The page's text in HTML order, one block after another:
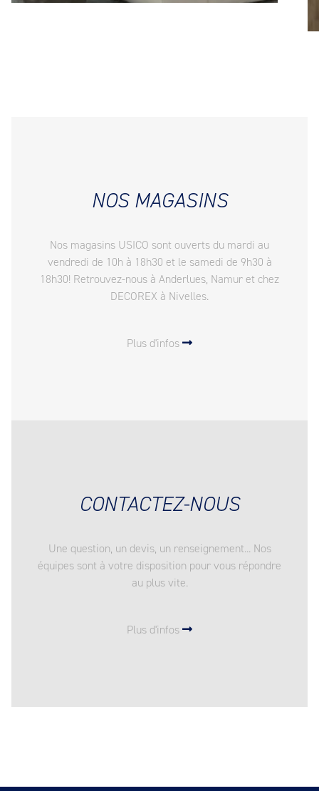
NOS MAGASINS
Nos magasins USICO sont ouverts du mardi au
vendredi de 10h à 18h30 et le samedi de 9h30 à
18h30! Retrouvez-nous à Anderlues, Namur et chez
DECOREX à Nivelles.
Plus d'infos
CONTACTEZ-NOUS
Une question, un devis, un renseignement... Nos
équipes sont à votre disposition pour vous répondre
au plus vite.
Plus d'infos